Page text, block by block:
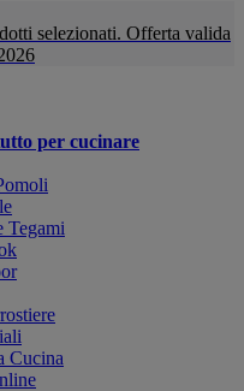
selezionati. Offerta valida
per cucinare
Tegami
Cucina